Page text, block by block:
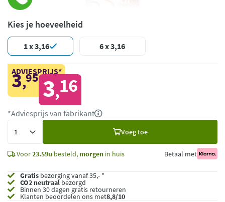
Kies je hoeveelheid
1 x 3,16 6 x 3,16
ADVIESPRIJS*
3,95 3,16
*Adviesprijs van fabrikant
Voeg toe
Voor23.59u besteld, morgen in huis Betaal met
Gratis bezorging vanaf 35,- *
CO2 neutraalbezorgd
Binnen 30 dagen gratis retourneren
Klanten beoordelen ons met8,8/10